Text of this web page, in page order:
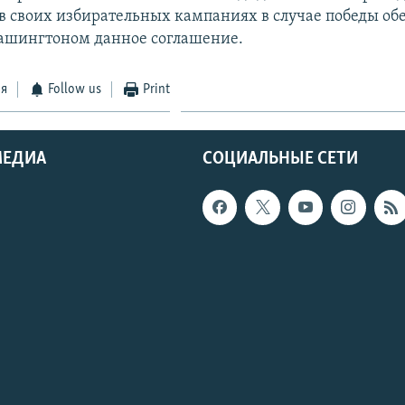
своих избирательных кампаниях в случае победы
данное соглашение.
Follow us Print
СОЦИАЛЬНЫЕ СЕТИ